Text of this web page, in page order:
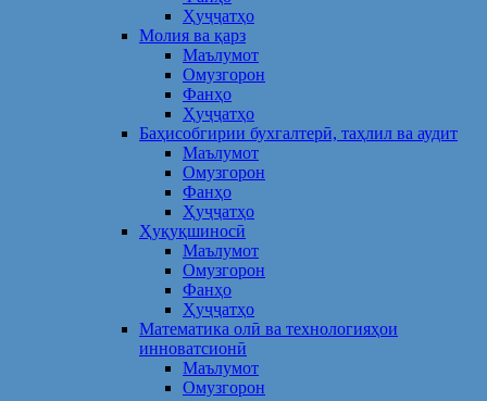
Ҳуҷҷатҳо
Молия ва қарз
Маълумот
Омузгорон
Фанҳо
Ҳуҷҷатҳо
Баҳисобгирии бухгалтерӣ, таҳлил ва аудит
Маълумот
Омузгорон
Фанҳо
Ҳуҷҷатҳо
Ҳуқуқшиносӣ
Маълумот
Омузгорон
Фанҳо
Ҳуҷҷатҳо
Математика олӣ ва технологияҳои
инноватсионӣ
Маълумот
Омузгорон